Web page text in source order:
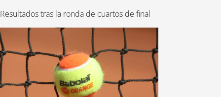
Resultados tras la ronda de cuartos de final